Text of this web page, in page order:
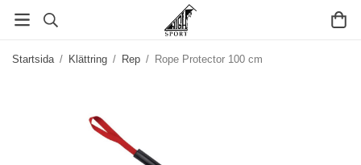
Startsida / Klättring / Rep / Rope Protector 100 cm